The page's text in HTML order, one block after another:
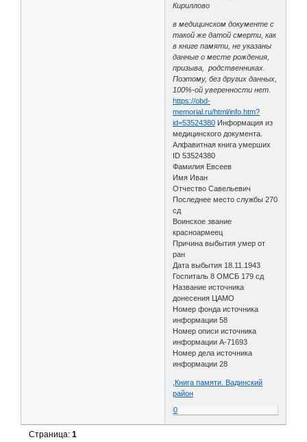
Кириллово
в медицинском документе с
такой же датой смерти, как
в книге памяти, не указаны
данные о месте рождения,
призыва, родственниках.
Поэтому, без других данных,
100%-ой уверенности нет.
https://obd-
memorial.ru/html/info.htm?
id=53524380 Информация из
медицинского документа.
Алфавитная книга умерших
ID 53524380
Фамилия Евсеев
Имя Иван
Отчество Савельевич
Последнее место службы 270
сд
Воинское звание
красноармеец
Причина выбытия умер от
ран
Дата выбытия 18.11.1943
Госпиталь 8 ОМСБ 179 сд
Название источника
донесения ЦАМО
Номер фонда источника
информации 58
Номер описи источника
информации А-71693
Номер дела источника
информации 28
,Книга памяти. Вадинский
район
0
Страница:1